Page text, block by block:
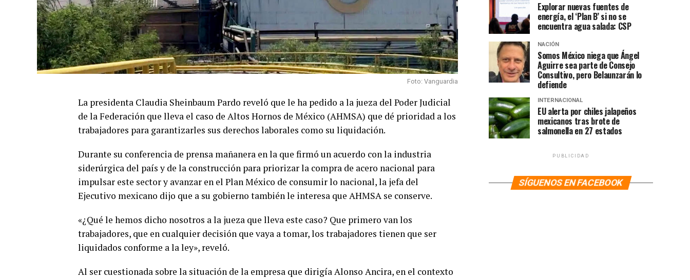
Foto: Vanguardia
La presidenta Claudia Sheinbaum Pardo reveló que le ha pedido a la jueza del Poder Judicial
de la Federación que lleva el caso de Altos Hornos de México (AHMSA) que dé prioridad a los
trabajadores para garantizarles sus derechos laborales como su liquidación.
Durante su conferencia de prensa mañanera en la que firmó un acuerdo con la industria
siderúrgica del país y de la construcción para priorizar la compra de acero nacional para
impulsar este sector y avanzar en el Plan México de consumir lo nacional, la jefa del
Ejecutivo mexicano dijo que a su gobierno también le interesa que AHMSA se conserve.
«¿Qué le hemos dicho nosotros a la jueza que lleva este caso? Que primero van los
trabajadores, que en cualquier decisión que vaya a tomar, los trabajadores tienen que ser
liquidados conforme a la ley», reveló.
Al ser cuestionada sobre la situación de la empresa que dirigía Alonso Ancira, en el contexto
Explorar nuevas fuentes de
energía, el ‘Plan B’ si no se
encuentra agua salada: CSP
NACIÓN
Somos México niega que Ángel
Aguirre sea parte de Consejo
Consultivo, pero Belaunzarán lo
defiende
INTERNACIONAL
EU alerta por chiles jalapeños
mexicanos tras brote de
salmonella en 27 estados
PUBLICIDAD
SÍGUENOS EN FACEBOOK